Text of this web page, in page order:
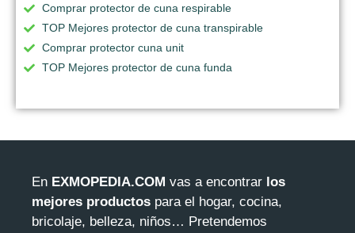
Comprar protector de cuna respirable
TOP Mejores protector de cuna transpirable
Comprar protector cuna unit
TOP Mejores protector de cuna funda
En EXMOPEDIA.COM vas a encontrar los
mejores productos para el hogar, cocina,
bricolaje, belleza, niños… Pretendemos